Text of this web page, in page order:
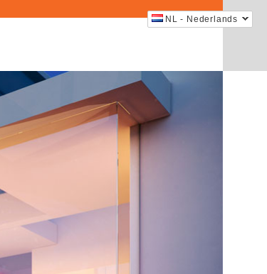
NL - Nederlands